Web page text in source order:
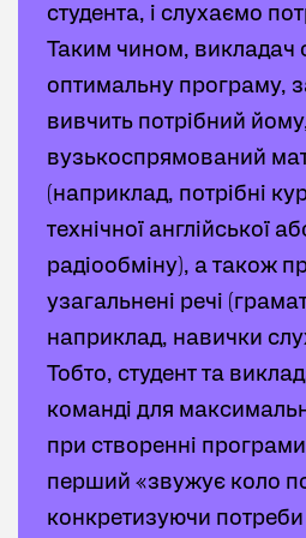
слідує практика у
та складанні
прикладів: таким чином
переходить від
використання та
студента, і слухаємо
Таким чином, викладач
оптимальну програму,
вивчить потрібний
вузькоспрямований
(наприклад, потрібні
технічної англійської
радіообміну), а також
узагальнені речі
наприклад, навички
Тобто, студент та
команді для
при створенні
перший «звужує коло
конкретизуючи потреби